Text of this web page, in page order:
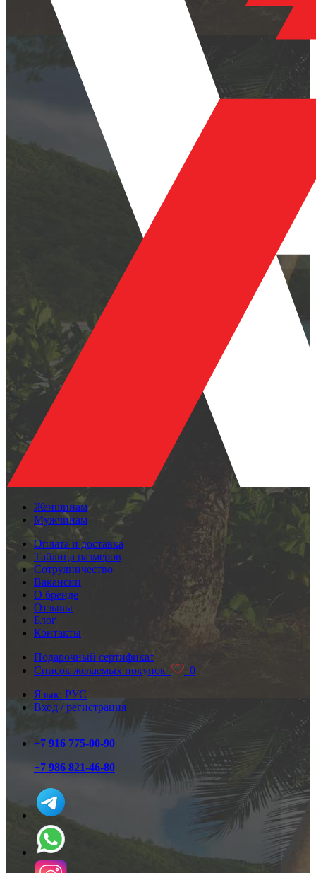
Женщинам
Мужчинам
Оплата и доставка
Таблица размеров
Сотрудничество
Вакансии
О бренде
Отзывы
Блог
Контакты
Подарочный сертификат
Список желаемых покупок
0
Язык: РУС
Вход / регистрация
+7 916 775-00-90
+7 986 821-46-80